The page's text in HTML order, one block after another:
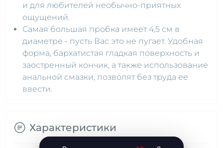
и для любителей необычно-приятных
ощущений.
Самая большая пробка имеет 4,5 см в
диаметре - пусть Вас это не пугает. Удобная
форма, бархатистая гладкая поверхность и
заостренный кончик, а также использование
анальной смазки, позволят без труда ее
ввести.
Характеристики